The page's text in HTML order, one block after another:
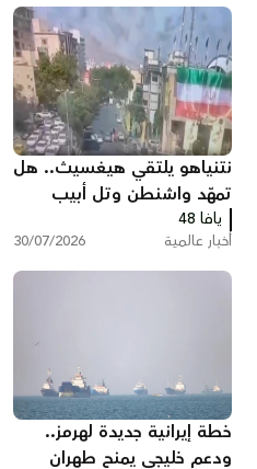
نتنياهو يلتقي هيغسيث.. هل
تمهّد واشنطن وتل أبيب
لضربة جديدة ضد إيران؟
يافا 48
أخبار عالمية 30/07/2026
خطة إيرانية جديدة لهرمز..
ودعم خليجي يمنح طهران